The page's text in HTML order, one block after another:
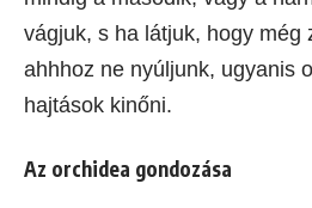
vágjuk, s ha látjuk, hogy még
ahhhoz ne nyúljunk, ugyanis
hajtások kinőni.
Az orchidea gondozása